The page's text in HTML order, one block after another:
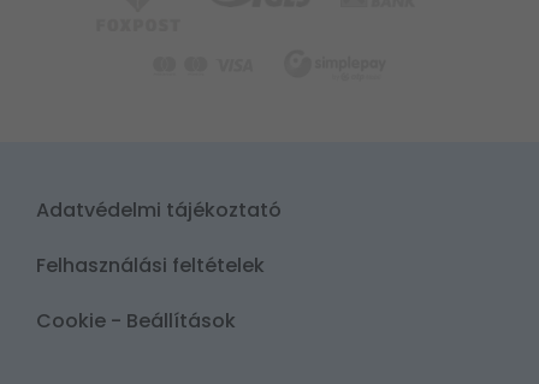
Adatvédelmi tájékoztató
Felhasználási feltételek
Cookie - Beállítások